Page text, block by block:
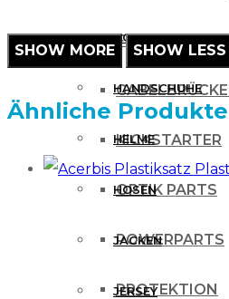
FUSSRASTEN
KICKSTARTER
OPTIK PARTS
POWERPARTS
PROTEKTION
COMBOS
HANDSCHUHE
HELME
HOSEN
JACKEN
JERSEY
Ähnliche Produkte